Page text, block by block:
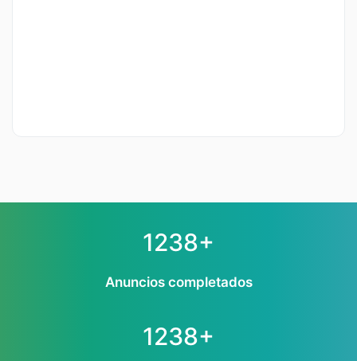
1238+
Anuncios completados
1238+